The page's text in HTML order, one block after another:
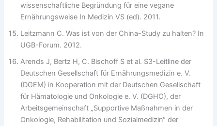
wissenschaftliche Begründung für eine vegane
Ernährungsweise In Medizin VS (ed). 2011.
Leitzmann C. Was ist von der China-Study zu halten? In
UGB-Forum. 2012.
Arends J, Bertz H, C. Bischoff S et al. S3-Leitline der
Deutschen Gesellschaft für Ernährungsmedizin e. V.
(DGEM) in Kooperation mit der Deutschen Gesellschaft
für Hämatologie und Onkologie e. V. (DGHO), der
Arbeitsgemeinschaft „Supportive Maßnahmen in der
Onkologie, Rehabilitation und Sozialmedizin“ der